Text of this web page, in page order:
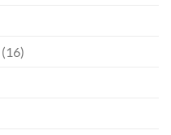
(16)